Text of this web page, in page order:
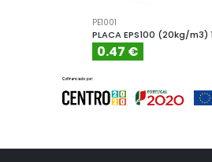
PE1001
PLACA EPS100 (20kg/
0.47 €